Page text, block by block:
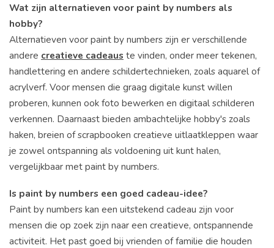
Wat zijn alternatieven voor paint by numbers als
hobby?
Alternatieven voor paint by numbers zijn er verschillende
andere creatieve cadeaus te vinden, onder meer tekenen,
handlettering en andere schildertechnieken, zoals aquarel of
acrylverf. Voor mensen die graag digitale kunst willen
proberen, kunnen ook foto bewerken en digitaal schilderen
verkennen. Daarnaast bieden ambachtelijke hobby's zoals
haken, breien of scrapbooken creatieve uitlaatkleppen waar
je zowel ontspanning als voldoening uit kunt halen,
vergelijkbaar met paint by numbers.
Is paint by numbers een goed cadeau-idee?
Paint by numbers kan een uitstekend cadeau zijn voor
mensen die op zoek zijn naar een creatieve, ontspannende
activiteit. Het past goed bij vrienden of familie die houden